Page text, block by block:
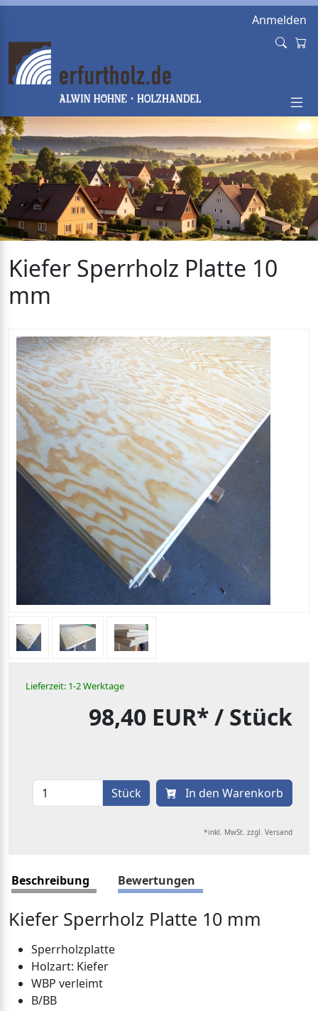
Anmelden
Kiefer Sperrholz Platte 10
mm
Lieferzeit: 1-2 Werktage
98,40 EUR*/ Stück
Stück In den Warenkorb
*inkl. MwSt. zzgl. Versand
Beschreibung Bewertungen
Kiefer Sperrholz Platte 10 mm
Sperrholzplatte
Holzart: Kiefer
WBP verleimt
B/BB